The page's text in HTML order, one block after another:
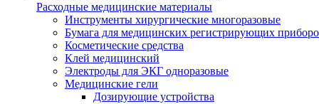
Расходные медицинские материалы
Инструменты хирургические многоразовые
Бумага для медицинских регистрирующих
Косметические средства
Клей медицинский
Электроды для ЭКГ одноразовые
Медицинские гели
Дозирующие устройства